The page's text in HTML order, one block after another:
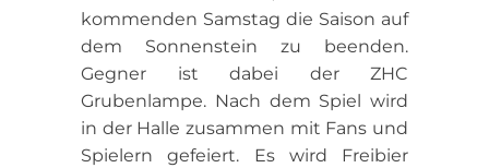
kommenden Samstag die Saison auf
dem Sonnenstein zu beenden.
Gegner ist dabei der ZHC
Grubenlampe. Nach dem Spiel wird
in der Halle zusammen mit Fans und
Spielern gefeiert. Es wird Freibier